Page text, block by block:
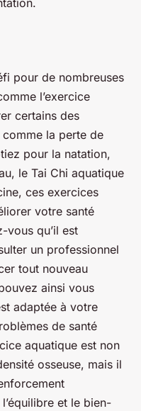
pour de nombreuses
l’exercice
certains des
la perte de
pour la natation,
le Tai Chi aquatique
ces exercices
votre santé
vous qu’il est
un professionnel
tout nouveau
ainsi vous
adaptée à votre
de santé
aquatique est non
osseuse, mais il
et le bien-